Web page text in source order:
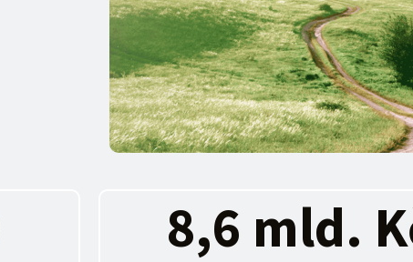
8,6 mld.